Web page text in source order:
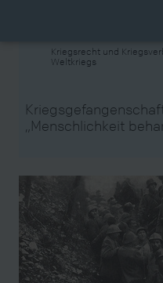
Kriegsrecht und
Weltkriegs
„Menschlichkeit